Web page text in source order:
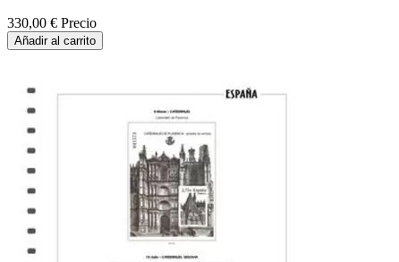
330,00 € Precio
Añadir al carrito